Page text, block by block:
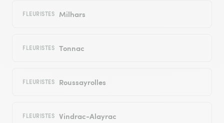
FLEURISTES Milhars
FLEURISTES Tonnac
FLEURISTES Roussayrolles
FLEURISTES Vindrac-Alayrac